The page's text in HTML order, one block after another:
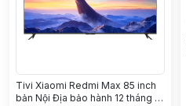
Tivi Xiaomi Redmi Max 85 inch
bản Nội Địa bảo hành 12 tháng -